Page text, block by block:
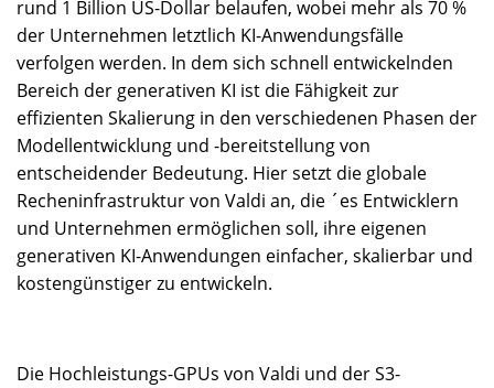
rund 1 Billion US-Dollar belaufen, wobei mehr als 70 %
der Unternehmen letztlich KI-Anwendungsfälle
verfolgen werden. In dem sich schnell entwickelnden
Bereich der generativen KI ist die Fähigkeit zur
effizienten Skalierung in den verschiedenen Phasen der
Modellentwicklung und -bereitstellung von
entscheidender Bedeutung. Hier setzt die globale
Recheninfrastruktur von Valdi an, die ´es Entwicklern
und Unternehmen ermöglichen soll, ihre eigenen
generativen KI-Anwendungen einfacher, skalierbar und
kostengünstiger zu entwickeln.
Die Hochleistungs-GPUs von Valdi und der S3-